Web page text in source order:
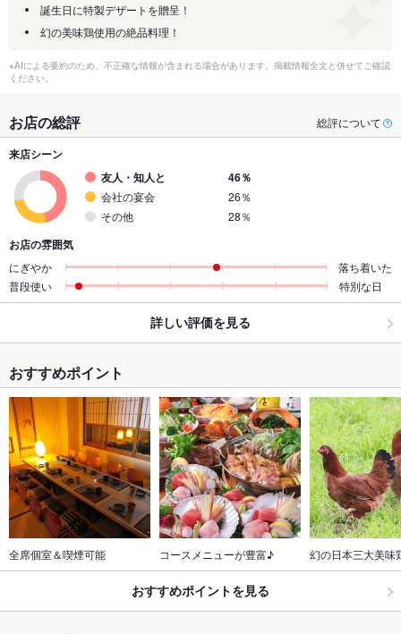
誕生日に特製デザートを贈呈！
幻の美味鶏使用の絶品料理！
※AIによる要約のため、不正確な情報が含まれる場合があります。掲載情報全文と併せてご確認
ください。
お店の総評 総評について
来店シーン
友人・知人と
46％
会社の宴会
26％
その他
28％
お店の雰囲気
にぎやか
落ち着いた
普段使い
特別な日
詳しい評価を見る
おすすめポイント
全席個室＆喫煙可能 コースメニューが豊富♪ 幻の日本三大美
おすすめポイントを見る